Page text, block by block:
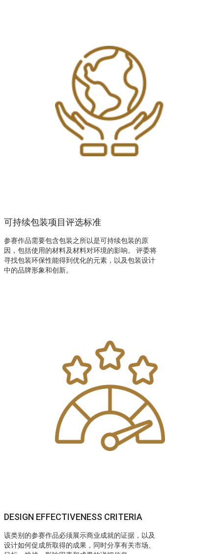
可持续包装项目评选标准
参赛作品需要包含包装之所以是可持续包装的原
因，包括使用的材料及材料对环境的影响。 评委将
寻找包装环保性能得到优化的元素，以及包装设计
中的品牌形象和创新。
DESIGN EFFECTIVENESS CRITERIA
该类别的参赛作品必须展示商业成就的证据，以及
设计如何促成所取得的成果，同时分享有关市场、